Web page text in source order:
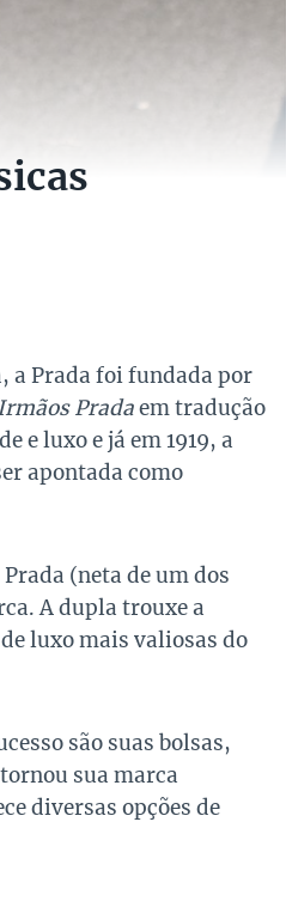
a Prada foi fundada por
Pradaem tradução
e luxo e já em 1919, a
apontada como
(neta de um dos
A dupla trouxe a
luxo mais valiosas do
são suas bolsas,
sua marca
diversas opções de